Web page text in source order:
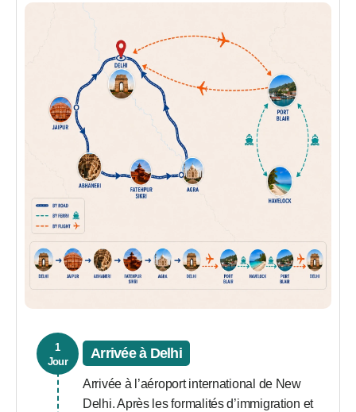
1
Jour
Arrivée à Delhi
Arrivée à l’aéroport international de New
Delhi. Après les formalités d’immigration et